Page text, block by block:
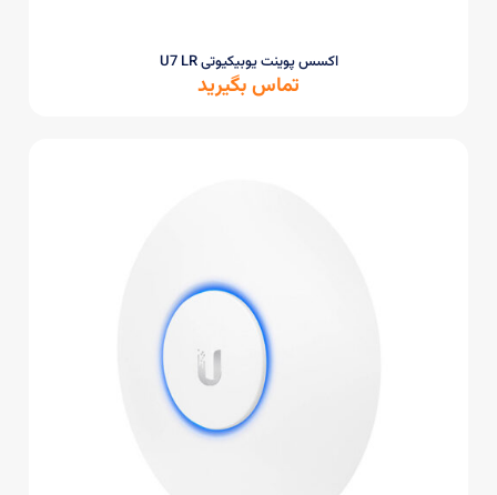
اکسس پوینت یوبیکیوتی U7 LR
تماس بگیرید